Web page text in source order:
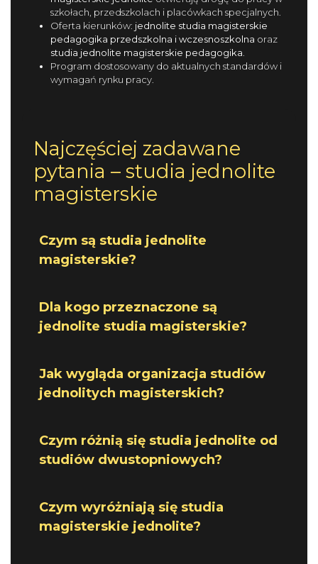
szkołach, przedszkolach i placówkach specjalnych.
Oferta kierunków: jednolite studia magisterskie
pedagogika przedszkolna i wczesnoszkolna oraz
studia jednolite magisterskie pedagogika
Program dostosowany do aktualnych standardów i
wymagań rynku pracy.
Najczęściej zadawane
pytania – studia jednolite
magisterskie
Czym są studia jednolite
magisterskie?
Dla kogo przeznaczone są
jednolite studia magisterskie?
Jak wygląda organizacja studiów
jednolitych magisterskich?
Czym różnią się studia jednolite od
studiów dwustopniowych?
Czym wyróżniają się studia
magisterskie jednolite?